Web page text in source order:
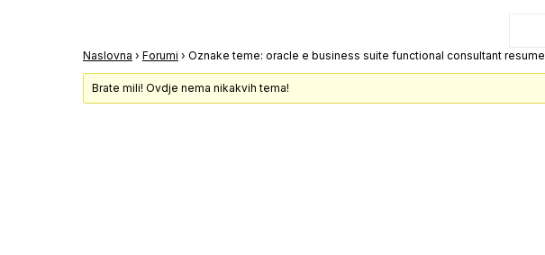
Naslovna › Forumi › Oznake teme: oracle e business suite functional consultant resume
Brate mili! Ovdje nema nikakvih tema!